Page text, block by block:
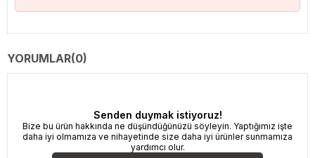
YORUMLAR(0)
Senden duymak istiyoruz!
Bize bu ürün hakkında ne düşündüğünüzü söyleyin. Yaptığımız işte
daha iyi olmamıza ve nihayetinde size daha iyi ürünler sunmamıza
yardımcı olur.